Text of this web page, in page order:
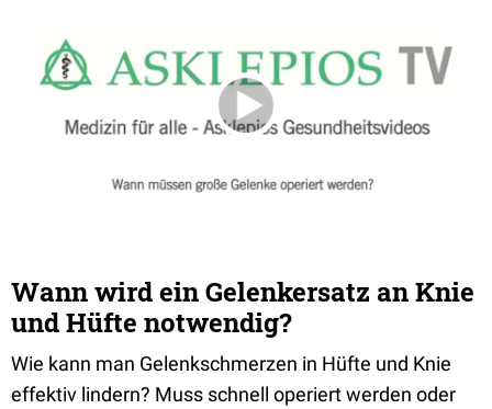
Wann wird ein Gelenkersatz an Knie
und Hüfte notwendig?
Wie kann man Gelenkschmerzen in Hüfte und Knie
effektiv lindern? Muss schnell operiert werden oder